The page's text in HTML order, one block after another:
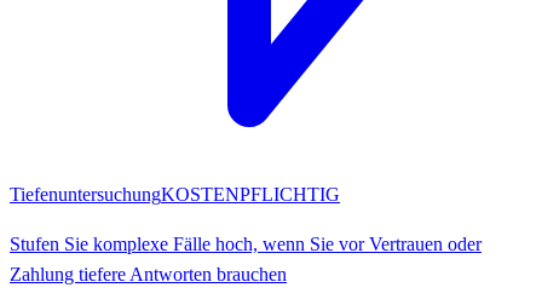
TiefenuntersuchungKOSTENPFLICHTIG
Stufen Sie komplexe Fälle hoch, wenn Sie vor Vertrauen oder
Zahlung tiefere Antworten brauchen